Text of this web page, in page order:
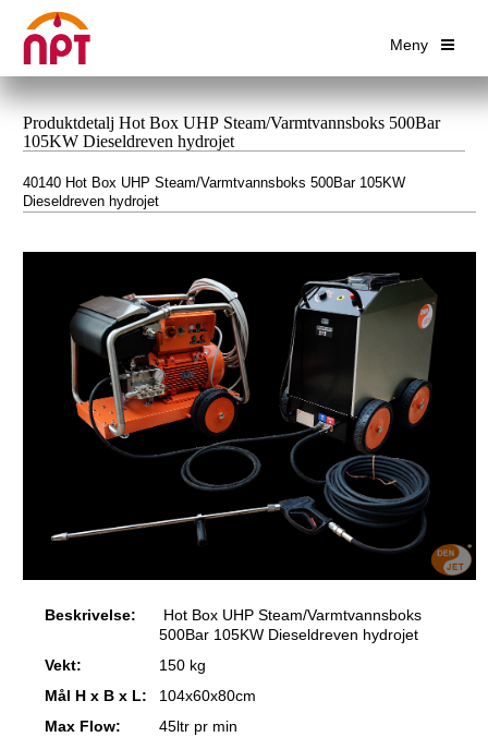
Meny
Produktdetalj Hot Box UHP Steam/Varmtvannsboks 500Bar
105KW Dieseldreven hydrojet
40140 Hot Box UHP Steam/Varmtvannsboks 500Bar 105KW
Dieseldreven hydrojet
Beskrivelse:
Hot Box UHP Steam/Varmtvannsboks
500Bar 105KW Dieseldreven hydrojet
Vekt:
150 kg
Mål H x B x L:
104x60x80cm
Max Flow:
45ltr pr min